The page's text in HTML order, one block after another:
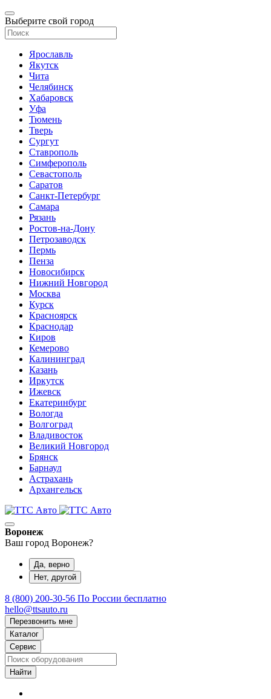
Выберите свой город
Ярославль
Якутск
Чита
Челябинск
Хабаровск
Уфа
Тюмень
Тверь
Сургут
Ставрополь
Симферополь
Севастополь
Саратов
Санкт-Петербург
Самара
Рязань
Ростов-на-Дону
Петрозаводск
Пермь
Пенза
Новосибирск
Нижний Новгород
Москва
Курск
Красноярск
Краснодар
Киров
Кемерово
Калининград
Казань
Иркутск
Ижевск
Екатеринбург
Вологда
Волгоград
Владивосток
Великий Новгород
Брянск
Барнаул
Астрахань
Архангельск
Воронеж
Ваш город Воронеж?
Да, верно
Нет, другой
8 (800) 200-30-56 По России бесплатно
hello@ttsauto.ru
Перезвонить мне
Каталог
Сервис